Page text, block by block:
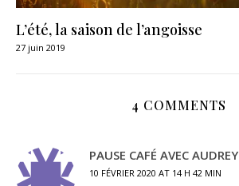
L’été, la saison de l’angoisse
27 juin 2019
4 COMMENTS
PAUSE CAFÉ AVEC AUDREY
10 FÉVRIER 2020 AT 14 H 42 MIN